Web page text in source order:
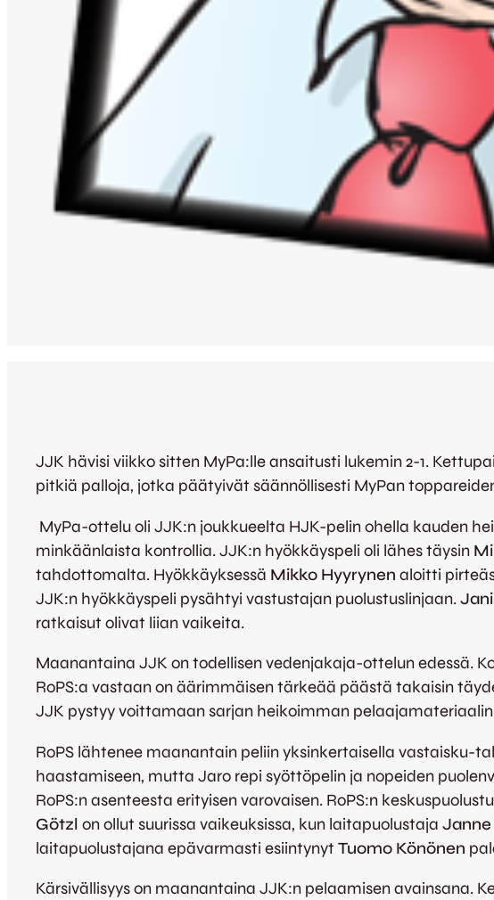
JJK hävisi viikko sitten MyPa:lle ansaitusti lukemin 2-1.
pitkiä palloja, jotka päätyivät säännöllisesti MyPan
MyPa-ottelu oli JJK:n joukkueelta HJK-pelin ohella kauden
minkäänlaista kontrollia. JJK:n hyökkäyspeli oli lähes täysin
tahdottomalta. Hyökkäyksessä Mikko Hyyrynen aloitti
JJK:n hyökkäyspeli pysähtyi vastustajan puolustuslinjaan.
ratkaisut olivat liian vaikeita.
Maanantaina JJK on todellisen vedenjakaja-ottelun edessä.
RoPS:a vastaan on äärimmäisen tärkeää päästä takaisin
JJK pystyy voittamaan sarjan heikoimman
RoPS lähtenee maanantain peliin yksinkertaisella vastaisku-
haastamiseen, mutta Jaro repi syöttöpelin ja nopeiden
RoPS:n asenteesta erityisen varovaisen. RoPS:n
Götzl on ollut suurissa vaikeuksissa, kun laitapuolustaja Janne
laitapuolustajana epävarmasti esiintynyt Tuomo Könönen
Kärsivällisyys on maanantaina JJK:n pelaamisen